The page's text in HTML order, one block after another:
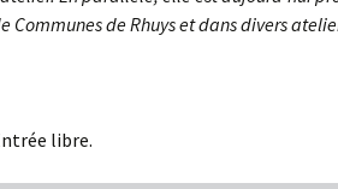
Communes de Rhuys et dans divers
libre.